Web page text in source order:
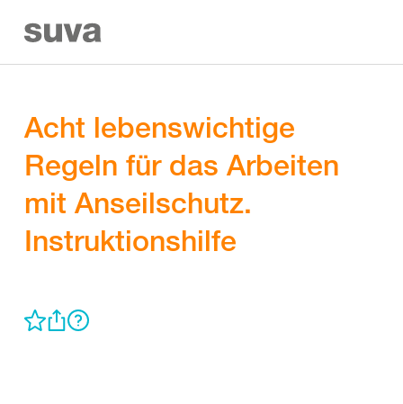
Acht lebenswichtige
Regeln für das Arbeiten
mit Anseilschutz.
Instruktionshilfe